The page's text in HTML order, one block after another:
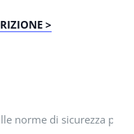
>
norme di sicurezza per